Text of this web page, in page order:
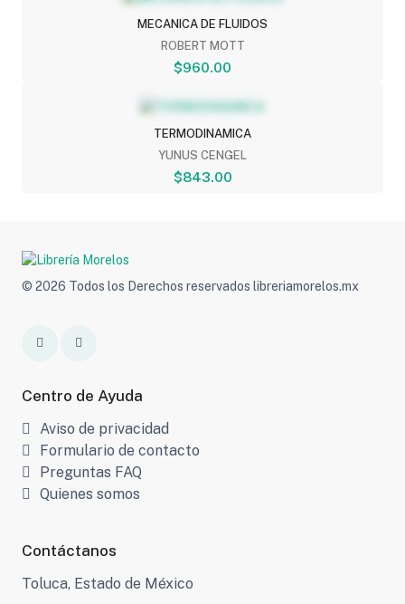
MECANICA DE FLUIDOS
ROBERT MOTT
$960.00
TERMODINAMICA
YUNUS CENGEL
$843.00
© 2026 Todos los Derechos reservados libreriamorelos.mx
Centro de Ayuda
Aviso de privacidad
Formulario de contacto
Preguntas FAQ
Quienes somos
Contáctanos
Toluca, Estado de México